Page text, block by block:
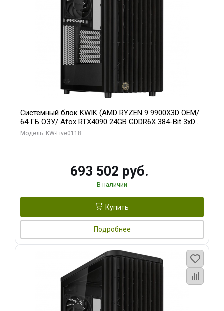
Системный блок KWIK (AMD RYZEN 9 9900X3D OEM/
64 ГБ ОЗУ/ Afox RTX4090 24GB GDDR6X 384-Bit 3xDP
HDMI ATX Turbo/ 960 ГБ SSD)
Модель: KW-Live0118
693 502 руб.
В наличии
Купить
Подробнее